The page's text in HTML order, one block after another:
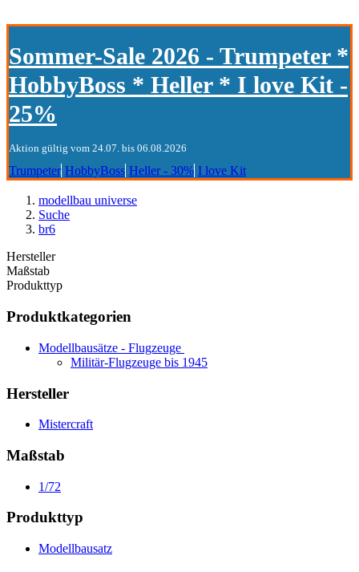
Sommer-Sale 2026 - Trumpeter *
HobbyBoss * Heller * I love Kit -
25%
Aktion gültig vom 24.07. bis 06.08.2026
Trumpeter HobbyBoss Heller - 30% I love Kit
modellbau universe
Suche
br6
Hersteller
Maßstab
Produkttyp
Produktkategorien
Modellbausätze - Flugzeuge
Militär-Flugzeuge bis 1945
Hersteller
Mistercraft
Maßstab
1/72
Produkttyp
Modellbausatz